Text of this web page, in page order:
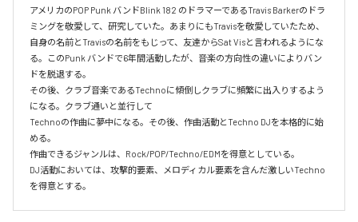
アメリカのPOP Punk バンドBlink 182 のドラマーであるTravis Barkerのドラ
ミングを敬愛して、研究していた。あまりにもTravisを敬愛していたため、
自身の名前とTravisの名前をもじって、友達からSat Visと言われるようにな
る。このPunk バンドで6年間活動したが、音楽の方向性の違いによりバン
ドを脱退する。
その後、クラブ音楽であるTechnoに傾倒しクラブに頻繁に出入りするよう
になる。クラブ通いと並行して
Technoの作曲に夢中になる。その後、作曲活動とTechno DJを本格的に始
める。
作曲できるジャンルは、Rock/POP/Techno/EDMを得意としている。
DJ活動においては、攻撃的要素、メロディカル要素を含んだ激しいTechno
を得意とする。